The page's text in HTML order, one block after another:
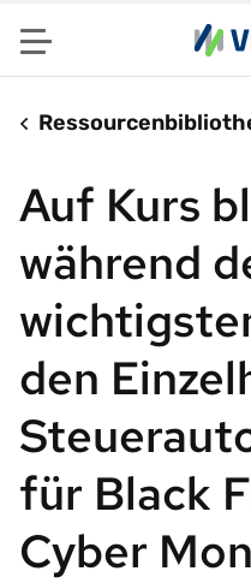
Menu
Auf Kurs
während
den
für Black
Cyber